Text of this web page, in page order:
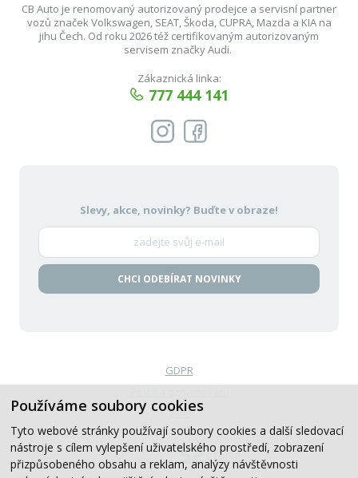
Používáme soubory cookies
Tyto webové stránky používají soubory cookies a další sledovací
nástroje s cílem vylepšení uživatelského prostředí, zobrazení
přizpůsobeného obsahu a reklam, analýzy návštěvnosti
CB Auto je renomovaný autorizovaný prodejce a servisní partner
vozů značek Volkswagen, SEAT, Škoda, CUPRA, Mazda a KIA na
jihu Čech. Od roku 2026 též certifikovaným autorizovaným
servisem značky Audi.
Zákaznická linka:
777 444 141
Slevy, akce, novinky? Buďte v obraze!
CHCI ODEBÍRAT NOVINKY
GDPR
VOP
Created by